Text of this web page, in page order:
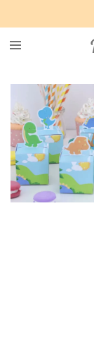
direct
naar
hoofdinhoud